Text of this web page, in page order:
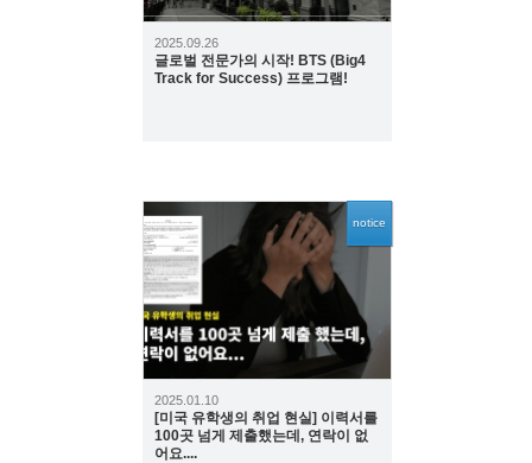
2025.09.26
글로벌 전문가의 시작! BTS (Big4
Track for Success) 프로그램!
notice
1958
2025.01.10
[미국 유학생의 취업 현실] 이력서를
100곳 넘게 제출했는데, 연락이 없
어요....